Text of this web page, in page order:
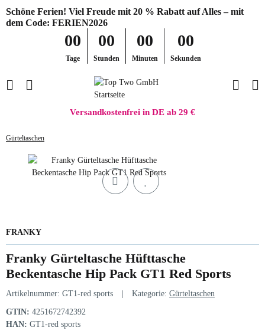
Schöne Ferien! Viel Freude mit 20 % Rabatt auf Alles – mit
dem Code: FERIEN2026
00
Tage
00
Stunden
00
Minuten
00
Sekunden
Versandkostenfrei in DE ab 29 €
Gürteltaschen
FRANKY
Franky Gürteltasche Hüfttasche
Beckentasche Hip Pack GT1 Red Sports
Artikelnummer: GT1-red sports Kategorie: Gürteltaschen
GTIN: 4251672742392
HAN: GT1-red sports